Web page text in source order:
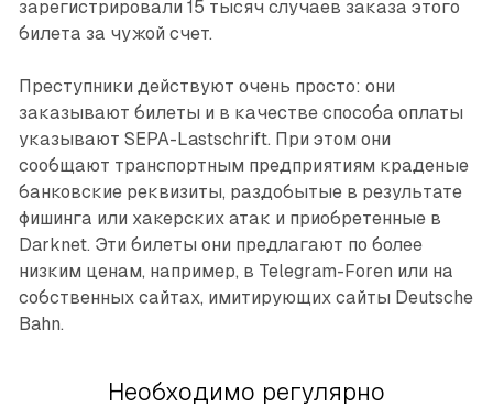
зарегистрировали 15 тысяч случаев заказа этого
билета за чужой счет.
Преступники действуют очень просто: они
заказывают билеты и в качестве способа оплаты
указывают SEPA-Lastschrift. При этом они
сообщают транспортным предприятиям краденые
банковские реквизиты, раздобытые в результате
фишинга или хакерских атак и приобретенные в
Darknet. Эти билеты они предлагают по более
низким ценам, например, в Telegram-Foren или на
собственных сайтах, имитирующих сайты Deutsche
Bahn.
Необходимо регулярно